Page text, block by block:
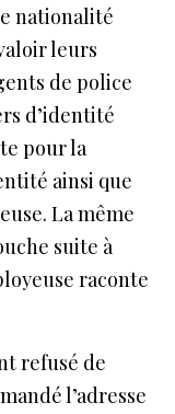
nationalité
leurs
de police
d’identité
pour la
ainsi que
La même
suite à
raconte
refusé de
l’adresse